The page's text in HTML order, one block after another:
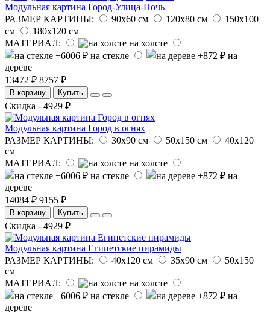
Модульная картина Город-Улица-Ночь
РАЗМЕР КАРТИНЫ:
90х60 см 120х80 см
150х100
см
180х120 см
МАТЕРИАЛ:
на холсте
на стекле
на
дереве
13472 ₽ 8757 ₽
В корзину Купить
Скидка - 4929 ₽
Модульная картина Город в огнях
РАЗМЕР КАРТИНЫ:
30х90 см 50х150 см
40х120
см
МАТЕРИАЛ:
на холсте
на стекле
на
дереве
14084 ₽ 9155 ₽
В корзину Купить
Скидка - 4929 ₽
Модульная картина Египетские пирамиды
РАЗМЕР КАРТИНЫ:
40х120 см 35х90 см
50х150
см
МАТЕРИАЛ:
на холсте
на стекле
на
дереве